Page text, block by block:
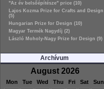
"Az év belsőépítésze" price (10)
Lajos Kozma Prize for Crafts and Design
(5)
Hungarian Prize for Design (10)
Magyar Termék Nagydíj (2)
László Moholy-Nagy Prize for Design (9)
Archívum
August 2026
Mon Tue Wed Thu Fri Sat Sun